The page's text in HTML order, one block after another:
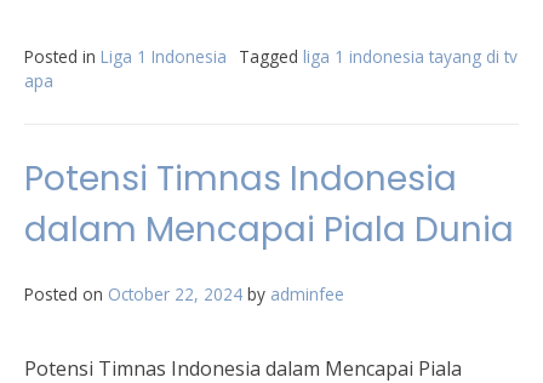
Posted in Liga 1 Indonesia Tagged liga 1 indonesia tayang di tv
apa
Potensi Timnas Indonesia
dalam Mencapai Piala Dunia
Posted on October 22, 2024 by adminfee
Potensi Timnas Indonesia dalam Mencapai Piala